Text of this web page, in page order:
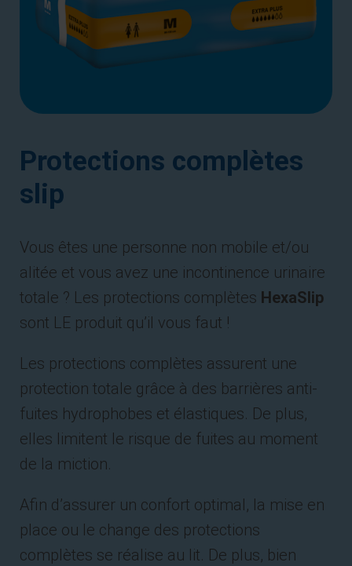
Protections complètes
slip
Vous êtes une personne non mobile et/ou
alitée et vous avez une incontinence urinaire
totale ? Les protections complètes HexaSlip
sont LE produit qu’il vous faut !
Les protections complètes assurent une
protection totale grâce à des barrières anti-
fuites hydrophobes et élastiques. De plus,
elles limitent le risque de fuites au moment
de la miction.
Afin d’assurer un confort optimal, la mise en
place ou le change des protections
complètes se réalise au lit. De plus, bien